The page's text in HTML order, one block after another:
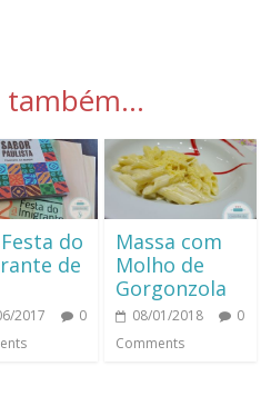
do
de
2017
0
Massa com
Molho de
Gorgonzola
08/01/2018
0
Comments